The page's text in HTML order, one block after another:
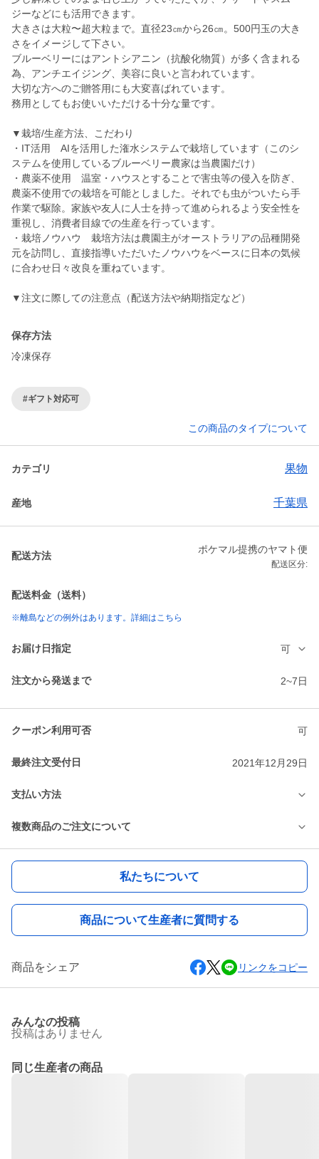
ジーなどにも活用できます。
大きさは大粒〜超大粒まで。直径23㎝から26㎝。500円玉の大き
さをイメージして下さい。
ブルーベリーにはアントシアニン（抗酸化物質）が多く含まれる
為、アンチエイジング、美容に良いと言われています。
大切な方へのご贈答用にも大変喜ばれています。
務用としてもお使いいただける十分な量です。
▼栽培/生産方法、こだわり
・IT活用 AIを活用した潅水システムで栽培しています（このシ
ステムを使用しているブルーベリー農家は当農園だけ）
・農薬不使用 温室・ハウスとすることで害虫等の侵入を防ぎ、
農薬不使用での栽培を可能としました。それでも虫がついたら手
作業で駆除。家族や友人に人士を持って進められるよう安全性を
重視し、消費者目線での生産を行っています。
・栽培ノウハウ 栽培方法は農園主がオーストラリアの品種開発
元を訪問し、直接指導いただいたノウハウをベースに日本の気候
に合わせ日々改良を重ねています。
▼注文に際しての注意点（配送方法や納期指定など）
保存方法
冷凍保存
#ギフト対応可
この商品のタイプについて
カテゴリ 果物
産地 千葉県
配送方法
ポケマル提携のヤマト便
配送区分:
配送料金（送料）
※離島などの例外はあります。詳細はこちら
お届け日指定 可
注文から発送まで 2~7日
クーポン利用可否 可
最終注文受付日 2021年12月29日
支払い方法
複数商品のご注文について
私たちについて
商品について生産者に質問する
商品をシェア リンクをコピー
みんなの投稿
投稿はありません
同じ生産者の商品